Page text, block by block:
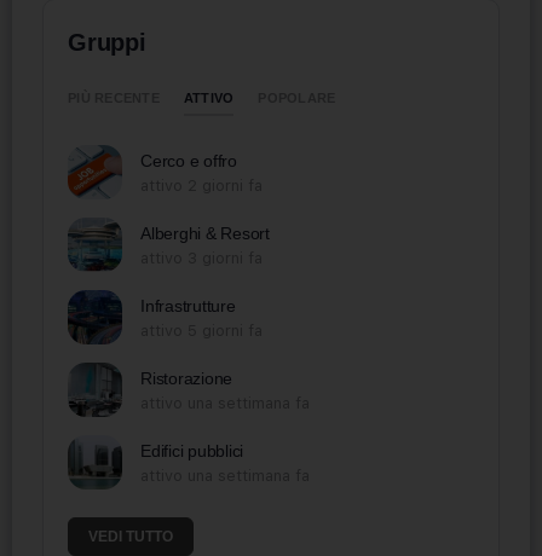
Gruppi
ATTIVO
Cerco e offro
Alberghi & Resort
Infrastrutture
Ristorazione
Edifici pubblici
VEDI TUTTO